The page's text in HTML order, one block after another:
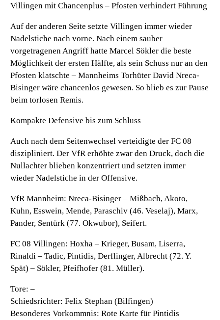
Villingen mit Chancenplus – Pfosten verhindert Führung
Auf der anderen Seite setzte Villingen immer wieder
Nadelstiche nach vorne. Nach einem sauber
vorgetragenen Angriff hatte Marcel Sökler die beste
Möglichkeit der ersten Hälfte, als sein Schuss nur an den
Pfosten klatschte – Mannheims Torhüter David Nreca-
Bisinger wäre chancenlos gewesen. So blieb es zur Pause
beim torlosen Remis.
Kompakte Defensive bis zum Schluss
Auch nach dem Seitenwechsel verteidigte der FC 08
diszipliniert. Der VfR erhöhte zwar den Druck, doch die
Nullachter blieben konzentriert und setzten immer
wieder Nadelstiche in der Offensive.
VfR Mannheim: Nreca-Bisinger – Mißbach, Akoto,
Kuhn, Esswein, Mende, Paraschiv (46. Veselaj), Marx,
Pander, Sentürk (77. Okwubor), Seifert.
FC 08 Villingen:Hoxha – Krieger, Busam, Liserra,
Rinaldi – Tadic, Pintidis, Derflinger, Albrecht (72. Y.
Spät) – Sökler, Pfeifhofer (81. Müller).
Tore: –
Schiedsrichter: Felix Stephan (Bilfingen)
Besonderes Vorkommnis: Rote Karte für Pintidis